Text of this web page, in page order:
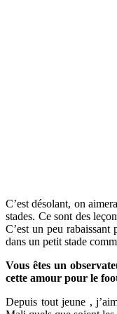
C’est désolant, on
stades. Ce sont des
C’est un peu
dans un petit stade
Vous êtes un
cette amour pour le
Depuis tout jeune ,